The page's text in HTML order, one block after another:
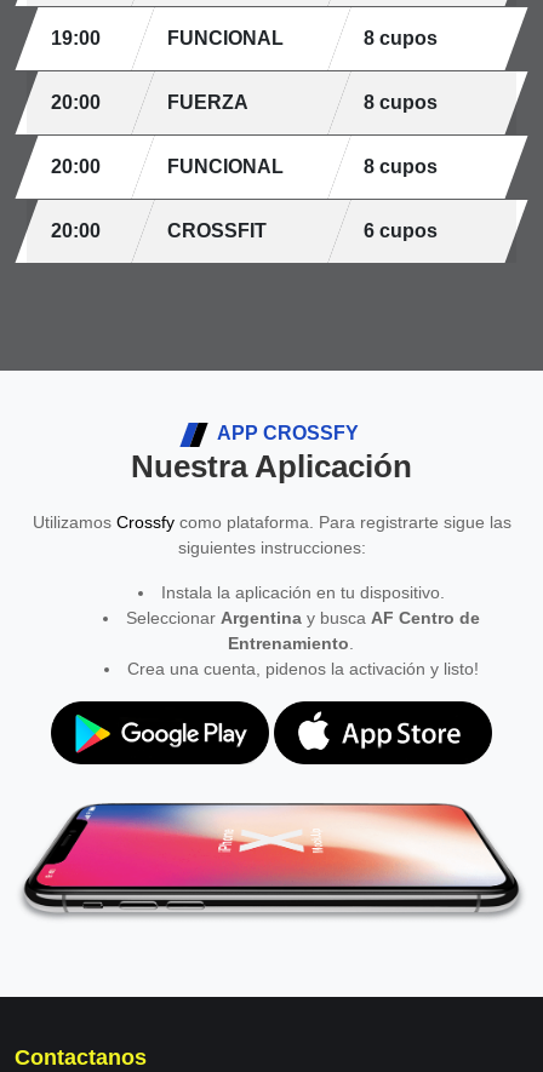
19:00 FUNCIONAL 8 cupos
20:00 FUERZA 8 cupos
20:00 FUNCIONAL 8 cupos
20:00 CROSSFIT 6 cupos
APP CROSSFY
Nuestra Aplicación
Utilizamos Crossfycomo plataforma. Para registrarte sigue las
siguientes instrucciones:
Instala la aplicación en tu dispositivo.
Seleccionar Argentinay busca AF Centro de
Entrenamiento
Crea una cuenta, pidenos la activación y listo!
Contactanos